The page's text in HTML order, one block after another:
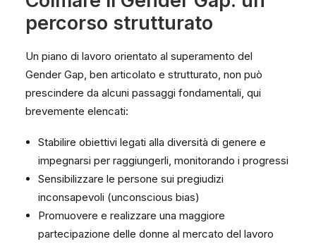
percorso strutturato
Un piano di lavoro orientato al superamento del
Gender Gap, ben articolato e strutturato, non può
prescindere da alcuni passaggi fondamentali, qui
brevemente elencati:
Stabilire obiettivi legati alla diversità di genere e
impegnarsi per raggiungerli, monitorando i progressi
Sensibilizzare le persone sui pregiudizi
inconsapevoli (unconscious bias)
Promuovere e realizzare una maggiore
partecipazione delle donne al mercato del lavoro